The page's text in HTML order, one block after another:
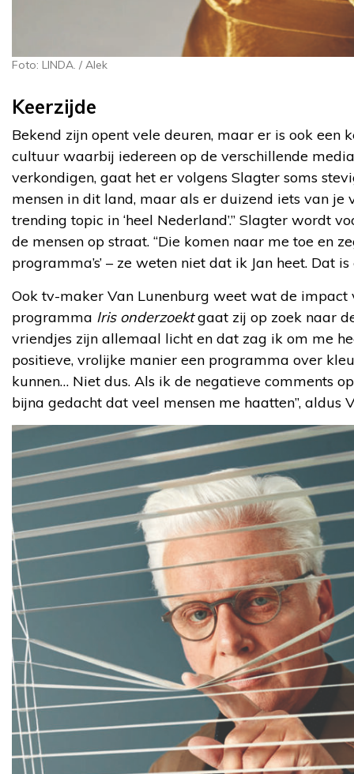
Foto: LINDA. / Alek
Keerzijde
Bekend zijn opent vele deuren, maar er is ook een
cultuur waarbij iedereen op de verschillende
verkondigen, gaat het er volgens Slagter soms
mensen in dit land, maar als er duizend iets van je
trending topic in ‘heel Nederland’.” Slagter wordt
de mensen op straat. “Die komen naar me toe en
programma’s’ – ze weten niet dat ik Jan heet. Dat
Ook tv-maker Van Lunenburg weet wat de impact
programma Iris onderzoektgaat zij op zoek naar
vriendjes zijn allemaal licht en dat zag ik om me
positieve, vrolijke manier een programma over
kunnen… Niet dus. Als ik de negatieve comments
bijna gedacht dat veel mensen me haatten”, aldus